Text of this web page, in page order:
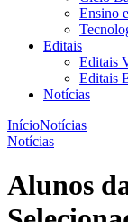
Ensino
Editais
Editais
Editais
Notícias
InícioNotícias
Notícias
Alunos